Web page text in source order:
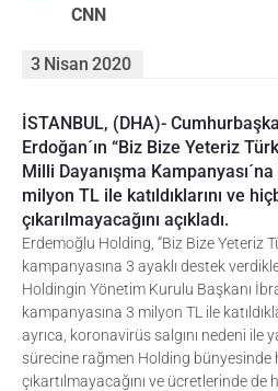
CNN
3 Nisan 2020
İSTANBUL, (DHA)-
Erdoğan´ın “Biz Bize Yeteriz
Milli Dayanışma
milyon TL ile katıldıklarını ve
çıkarılmayacağını açıkladı.
Erdemoğlu Holding, “Biz Bize Yeteriz
kampanyasına 3 ayaklı destek
Holdingin Yönetim Kurulu Başkanı
kampanyasına 3 milyon TL ile
ayrıca, koronavirüs salgını nedeni ile
sürecine rağmen Holding bünyesinde
çıkartılmayacağını ve ücretlerinde